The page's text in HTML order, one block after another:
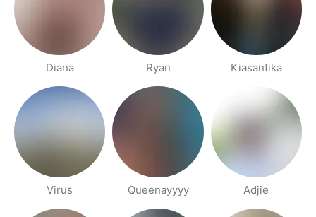
Kiasantika
Ryan
Diana
Adjie
Queenayyyy
Virus